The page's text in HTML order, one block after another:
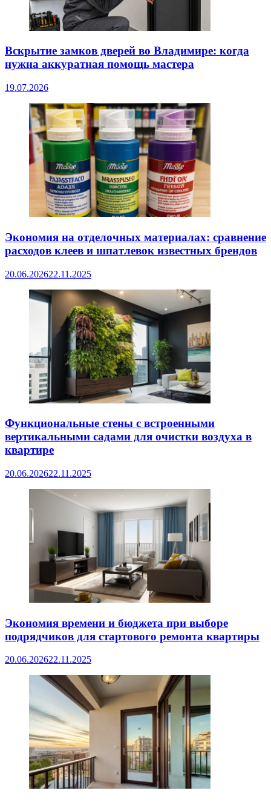
Вскрытие замков дверей во Владимире: когда
нужна аккуратная помощь мастера
19.07.2026
Экономия на отделочных материалах: сравнение
расходов клеев и шпатлевок известных брендов
20.06.202622.11.2025
Функциональные стены с встроенными
вертикальными садами для очистки воздуха в
квартире
20.06.202622.11.2025
Экономия времени и бюджета при выборе
подрядчиков для стартового ремонта квартиры
20.06.202622.11.2025